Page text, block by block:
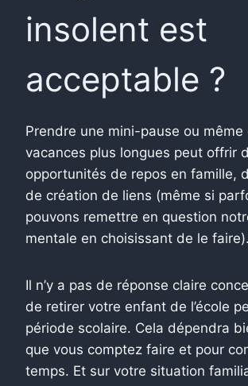
insolent est
acceptable ?
Prendre une mini-pause ou même
vacances plus longues peut offrir
opportunités de repos en famille,
de création de liens (même si
pouvons remettre en question
mentale en choisissant de le faire).
Il n’y a pas de réponse claire
de retirer votre enfant de l’école
période scolaire. Cela dépendra
que vous comptez faire et pour
temps. Et sur votre situation